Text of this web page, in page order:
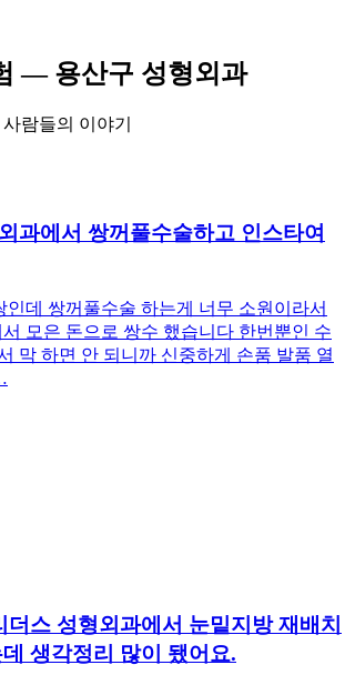
— 용산구 성형외과
람들의 이야기
과에서 쌍꺼풀수술하고 인스타여
인데 쌍꺼풀수술 하는게 너무 소원이라서
모은 돈으로 쌍수 했습니다 한번뿐인 수
막 하면 안 되니까 신중하게 손품 발품 열
더스 성형외과에서 눈밑지방 재배치
생각정리 많이 됐어요.